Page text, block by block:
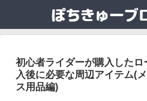
初心者ライダーが購入したロ
入後に必要な周辺アイテム(
ス用品編)